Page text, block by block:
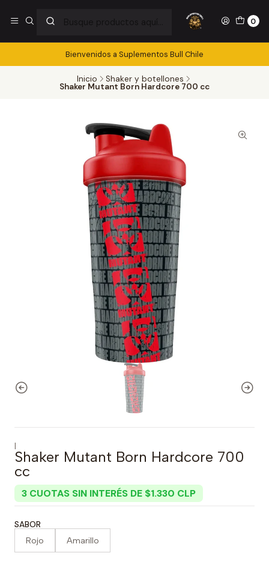
0
Bienvenidos a Suplementos Bull Chile
Inicio Shaker y botellones
Shaker Mutant Born Hardcore 700 cc
|
Shaker Mutant Born Hardcore 700
cc
3 CUOTAS SIN INTERÉS DE $1.330 CLP
SABOR
Rojo Amarillo